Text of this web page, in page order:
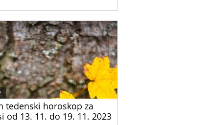
tedenski horoskop za
od 13. 11. do 19. 11. 2023